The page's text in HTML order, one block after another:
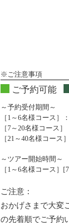
※ご注意事項
ご予約可能
～予約受付期間～
［1～6名様コース］
［7～20名様コース
［21～40名様コース
～ツアー開始時間～
［1～6名様コース］
ご注意：
おかげさまで大変
の先着順でご予約